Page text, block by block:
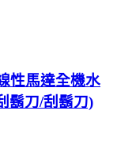
性馬達全機水
鬍刀/刮鬍刀)